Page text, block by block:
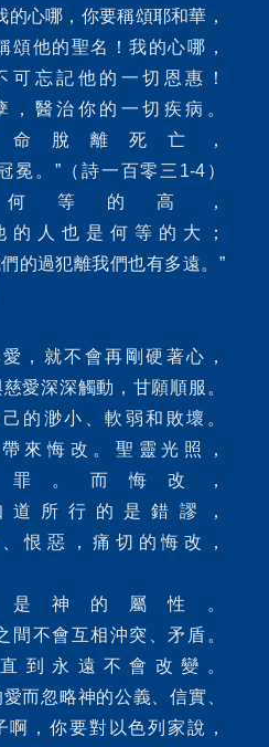
的心哪，你要稱頌耶和華，
頌他的聖名！我的心哪，
可忘記他的一切恩惠！
醫治你的一切疾病。
脫離死亡，
冕。”（詩一百零三1-4）
等的高，
人也是何等的大；
的過犯離我們也有多遠。”
，就不會再剛硬著心，
愛深深觸動，甘願順服。
的渺小、軟弱和敗壞。
來悔改。聖靈光照，
。而悔改，
所行的是錯謬，
恨惡，痛切的悔改，
神的屬性。
間不會互相沖突、矛盾。
到永遠不會改變。
而忽略神的公義、信實、
，你要對以色列家說，